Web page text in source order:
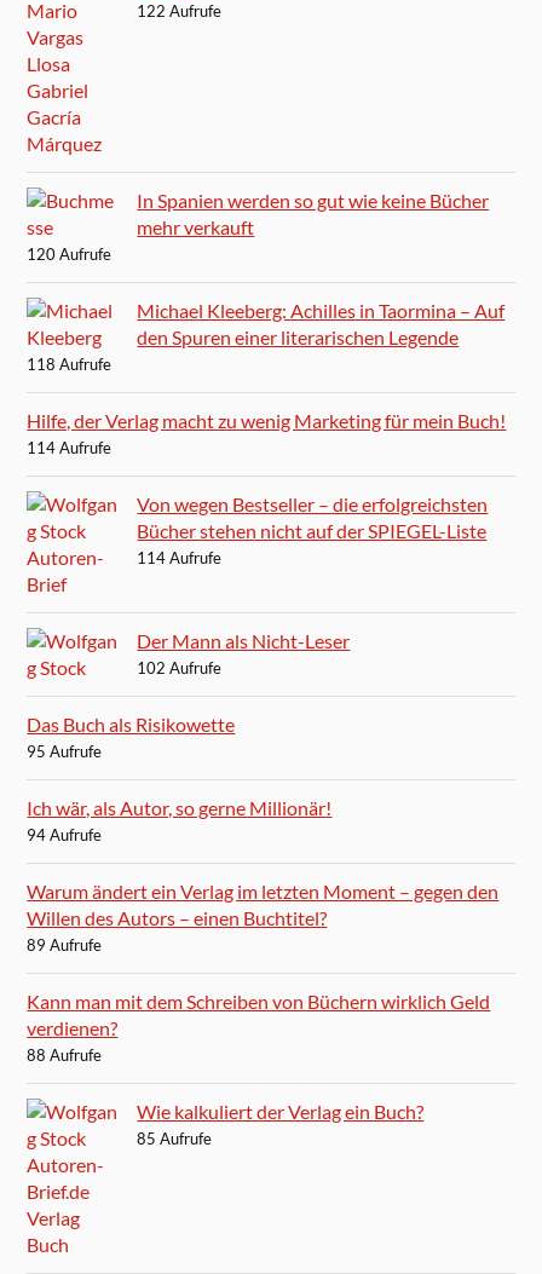
122 Aufrufe
In Spanien werden so gut wie keine Bücher
mehr verkauft
120 Aufrufe
Michael Kleeberg: Achilles in Taormina – Auf
den Spuren einer literarischen Legende
118 Aufrufe
Hilfe, der Verlag macht zu wenig Marketing für mein Buch!
114 Aufrufe
Von wegen Bestseller – die erfolgreichsten
Bücher stehen nicht auf der SPIEGEL-Liste
114 Aufrufe
Der Mann als Nicht-Leser
102 Aufrufe
Das Buch als Risikowette
95 Aufrufe
Ich wär, als Autor, so gerne Millionär!
94 Aufrufe
Warum ändert ein Verlag im letzten Moment – gegen den
Willen des Autors – einen Buchtitel?
89 Aufrufe
Kann man mit dem Schreiben von Büchern wirklich Geld
verdienen?
88 Aufrufe
Wie kalkuliert der Verlag ein Buch?
85 Aufrufe